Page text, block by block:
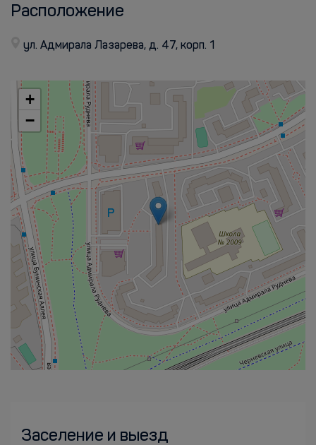
Расположение
ул. Адмирала Лазарева, д. 47, корп. 1
+
−
Заселение и выезд